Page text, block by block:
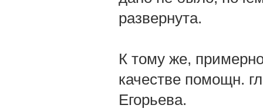
развернута.
К тому же,
качестве помощн.
Егорьева.